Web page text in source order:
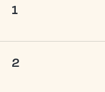
1
2